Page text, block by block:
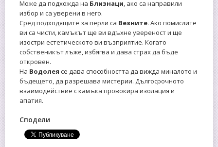
Може да подхожда на Близнаци , ако са направили
избор и са уверени в него.
Сред подходящите за перли са Везните. Ако помислите
ви са чисти, камъкът ще ви вдъхне увереност и ще
изостри естетическото ви възприятие. Когато
собственикът лъже, избягва и дава страх да бъде
откровен.
На Водолея се дава способността да вижда миналото и
бъдещето, да разрешава мистерии. Дългосрочното
взаимодействие с камъка провокира изолация и
апатия.
Сподели